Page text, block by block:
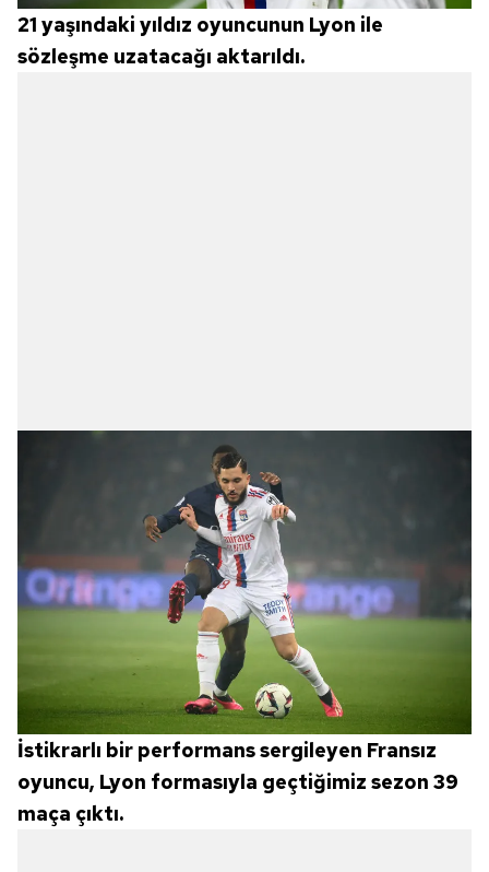
21 yaşındaki yıldız oyuncunun Lyon ile
sözleşme uzatacağı aktarıldı.
İstikrarlı bir performans sergileyen Fransız
oyuncu, Lyon formasıyla geçtiğimiz sezon 39
maça çıktı.